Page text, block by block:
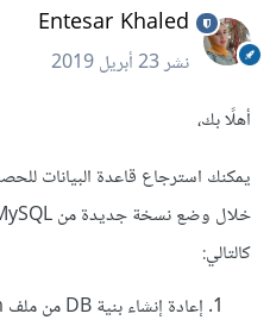
Entesar Khaled
نشر23 أبريل 2019
أهلًا بك،
كالتالي: